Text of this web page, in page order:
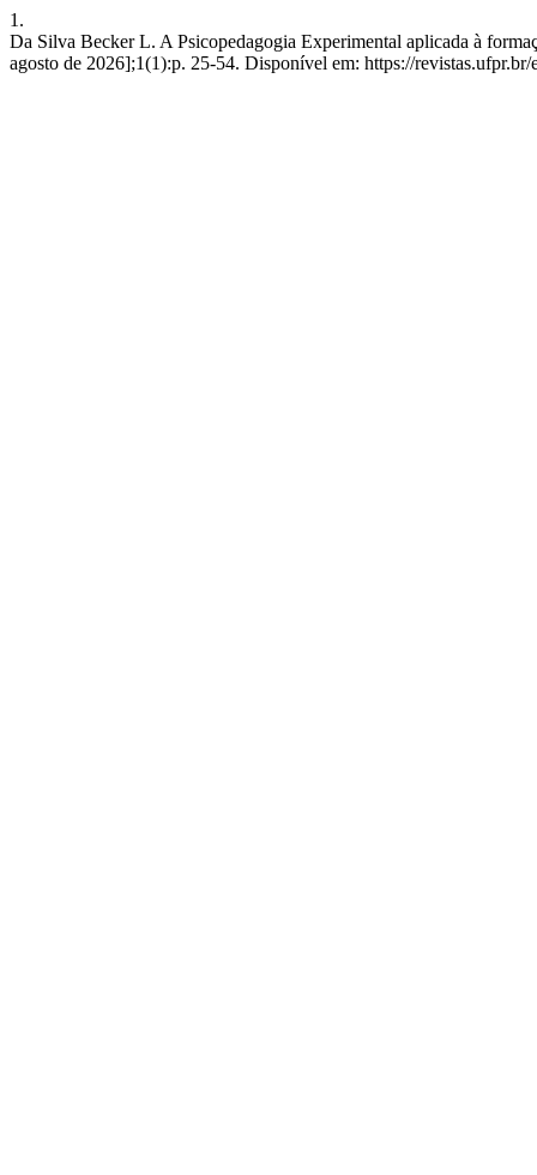
1.
Da Silva Becker L. A Psicopedagogia Experimental aplicada à
agosto de 2026];1(1):p. 25-54. Disponível em: https://